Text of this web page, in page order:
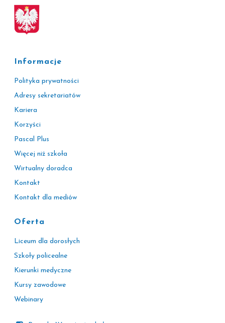
Informacje
Polityka prywatności
Adresy sekretariatów
Kariera
Korzyści
Pascal Plus
Więcej niż szkoła
Wirtualny doradca
Kontakt
Kontakt dla mediów
Oferta
Liceum dla dorosłych
Szkoły policealne
Kierunki medyczne
Kursy zawodowe
Webinary